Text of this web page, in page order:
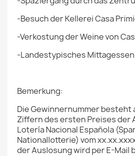
-Besuch der Kellerei Casa
-Verkostung der Weine von
-Landestypisches
Bemerkung:
Die Gewinnernummer besteht
Ziffern des ersten Preises der
Lotería Nacional Española
Nationallotterie) vom
der Auslosung wird per E-Mail